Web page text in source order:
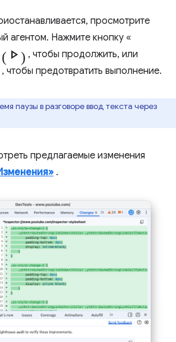
просмотрите
агентом. Нажмите кнопку «
, чтобы продолжить, или
, чтобы предотвратить выполнение.
паузы в разговоре ввод текста через
предлагаемые изменения
.